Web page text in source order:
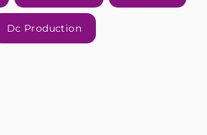
Dc Production